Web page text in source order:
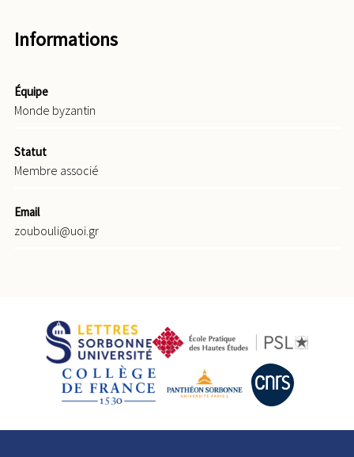
Informations
Équipe
Monde byzantin
Statut
Membre associé
Email
zoubouli@uoi.gr